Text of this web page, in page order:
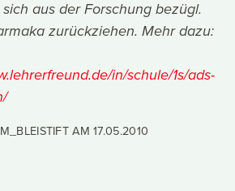
aus der Forschung bezügl.
zurückziehen. Mehr dazu:
in/schule/1s/ads-
AM17.05.2010